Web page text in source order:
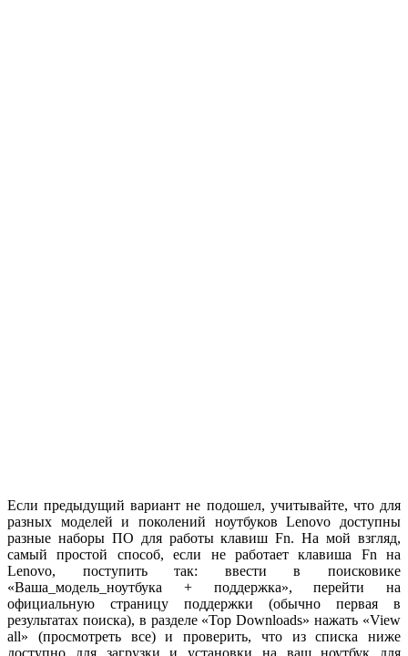
Если предыдущий вариант не подошел, учитывайте, что для
разных моделей и поколений ноутбуков Lenovo доступны
разные наборы ПО для работы клавиш Fn. На мой взгляд,
самый простой способ, если не работает клавиша Fn на
Lenovo, поступить так: ввести в поисковике
«Ваша_модель_ноутбука + поддержка», перейти на
официальную страницу поддержки (обычно первая в
результатах поиска), в разделе «Top Downloads» нажать «View
all» (просмотреть все) и проверить, что из списка ниже
доступно для загрузки и установки на ваш ноутбук для